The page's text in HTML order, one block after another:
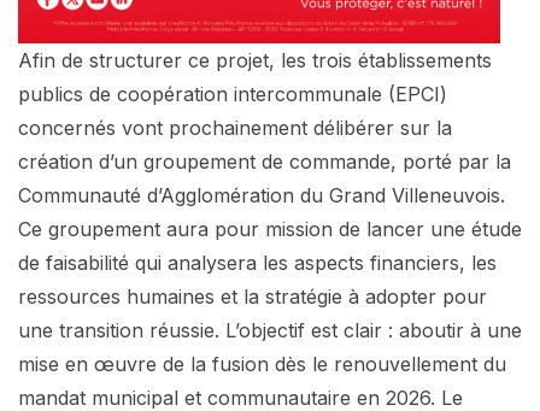
Afin de structurer ce projet, les trois établissements
publics de coopération intercommunale (EPCI)
concernés vont prochainement délibérer sur la
création d’un groupement de commande, porté par la
Communauté d’Agglomération du Grand Villeneuvois.
Ce groupement aura pour mission de lancer une étude
de faisabilité qui analysera les aspects financiers, les
ressources humaines et la stratégie à adopter pour
une transition réussie. L’objectif est clair : aboutir à une
mise en œuvre de la fusion dès le renouvellement du
mandat municipal et communautaire en 2026. Le